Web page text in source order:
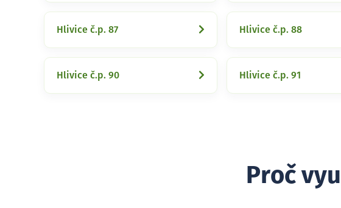
Hlivice č.p. 87 Hlivice č.p. 88
Hlivice č.p. 90 Hlivice č.p. 91
Proč